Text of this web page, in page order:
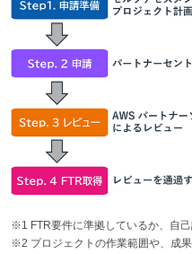
※1 FTR要件に準拠しているか、自
※2 プロジェクトの作業範囲や、成